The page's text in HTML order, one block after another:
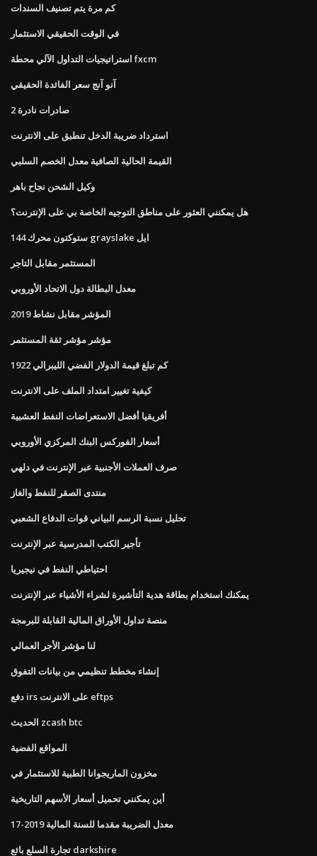
كم مرة يتم تصنيف السندات
في الوقت الحقيقي الاستثمار
استراتيجيات التداول الآلي محطة fxcm
آنو آنج سعر الفائدة الحقيقي
صادرات نادرة 2
استرداد ضريبة الدخل تنطبق على الانترنت
القيمة الحالية الصافية معدل الخصم السلبي
وكيل الشحن نجاح باهر
هل يمكنني العثور على مناطق التوجيه الخاصة بي على الإنترنت؟
144 ستوكتون محرك grayslake ايل
المستثمر مقابل التاجر
معدل البطالة دول الاتحاد الأوروبي
المؤشر مقابل نشاط 2019
مؤشر مؤشر ثقة المستثمر
كم تبلغ قيمة الدولار الفضي الليبرالي 1922
كيفية تغيير امتداد الملف على الانترنت
أفريقيا أفضل الاستعراضات النفط العشبية
أسعار الفوركس البنك المركزي الأوروبي
صرف العملات الأجنبية عبر الإنترنت في دلهي
منتدى الصقر للنفط والغاز
تحليل نسبة الرسم البياني قوات الدفاع الشعبي
تأجير الكتب المدرسية عبر الإنترنت
احتياطي النفط في نيجيريا
يمكنك استخدام بطاقة هدية التأشيرة لشراء الأشياء عبر الإنترنت
منصة تداول الأوراق المالية القابلة للبرمجة
لنا مؤشر الأجر العمالي
إنشاء مخطط تنظيمي من بيانات التفوق
دفع irs على الانترنت eftps
الحديث zcash btc
المواقع الفضية
مخزون الماريجوانا الطبية للاستثمار في
أين يمكنني تحميل أسعار الأسهم التاريخية
معدل الضريبة مقدما للسنة المالية 2019-17
تجارة السلع بائع darkshire